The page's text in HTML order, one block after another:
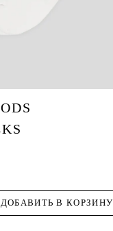
ДОБАВИТЬ В КОРЗИНУ